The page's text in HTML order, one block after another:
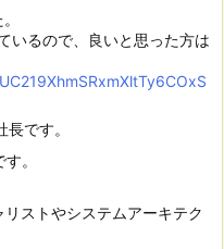
いるので、良いと思った方は
です。
。
ストやシステムアーキテク